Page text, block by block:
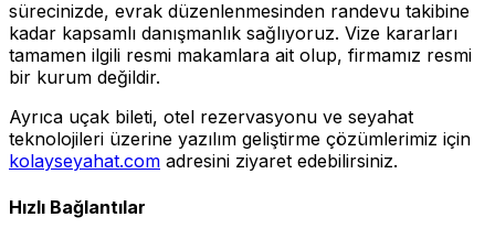
sürecinizde, evrak düzenlenmesinden randevu takibine
kadar kapsamlı danışmanlık sağlıyoruz. Vize kararları
tamamen ilgili resmi makamlara ait olup, firmamız resmi
bir kurum değildir.
Ayrıca uçak bileti, otel rezervasyonu ve seyahat
teknolojileri üzerine yazılım geliştirme çözümlerimiz için
kolayseyahat.com adresini ziyaret edebilirsiniz.
Hızlı Bağlantılar